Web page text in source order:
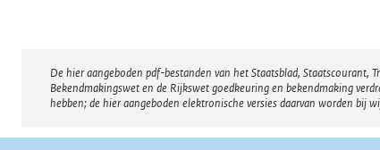
Disclaimer
De hier aangeboden pdf-bestanden van het Staatsblad, Staatscourant,
Bekendmakingswet en de Rijkswet goedkeuring en bekendmaking
hebben; de hier aangeboden elektronische versies daarvan worden bij